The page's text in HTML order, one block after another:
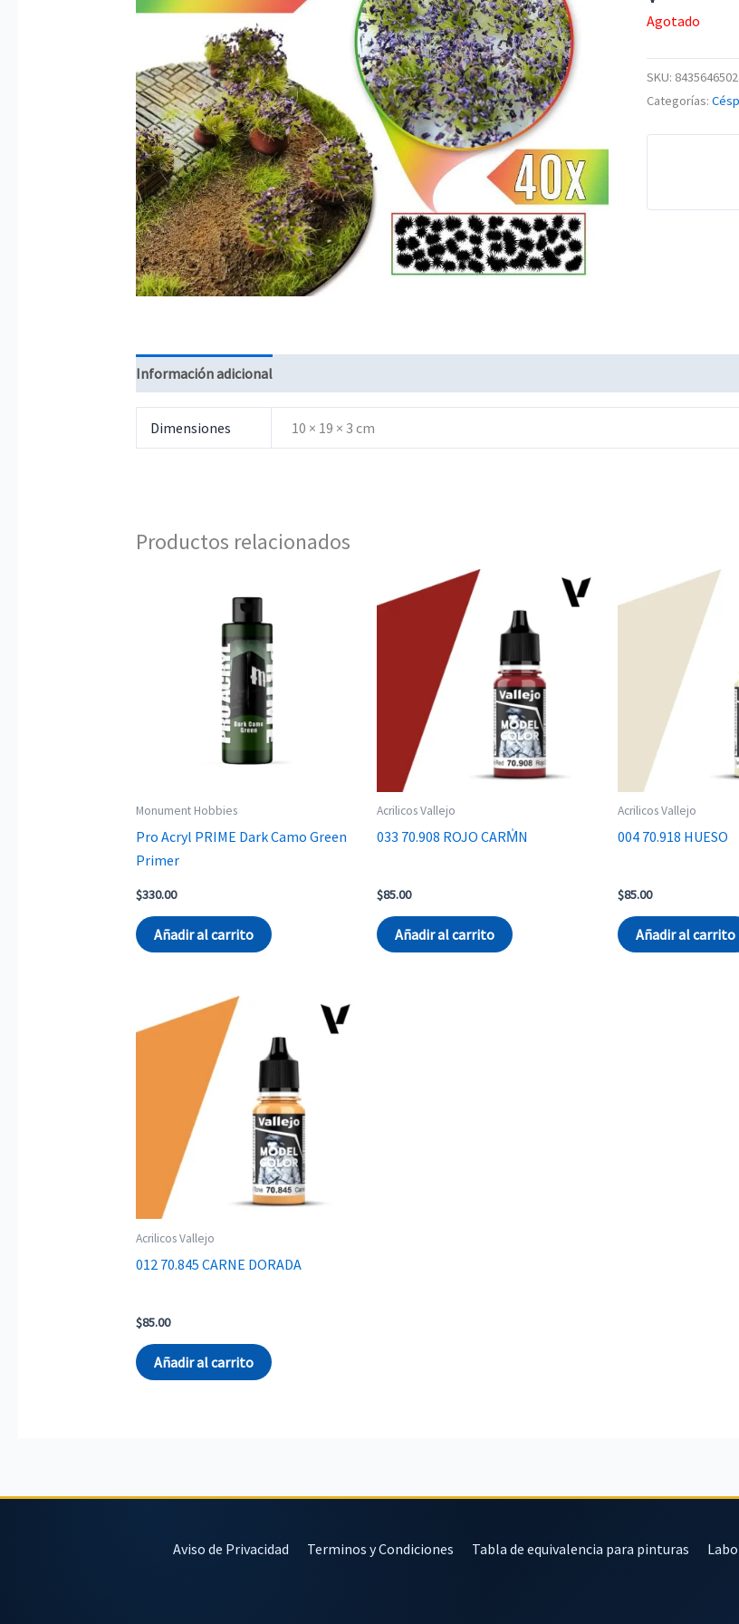
Agotado
SKU:
Categorías:
Información adicional
Dimensiones 10 × 19 × 3 cm
Productos relacionados
Monument Hobbies
Pro Acryl PRIME Dark Camo Green
Primer
$330.00
Añadir al carrito
Acrilicos Vallejo
033 70.908 ROJO CARM̍N
$85.00
Añadir al carrito
Acrilicos Vallejo
004 70.918 HUESO
$85.00
Añadir al carrito
Acrilicos Vallejo
012 70.845 CARNE DORADA
$85.00
Añadir al carrito
Aviso de Privacidad Terminos y Condiciones Tabla de equivalencia para pinturas